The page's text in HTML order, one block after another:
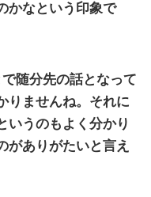
かなという印象で
随分先の話となって
りませんね。それに
いうのもよく分かり
がありがたいと言え